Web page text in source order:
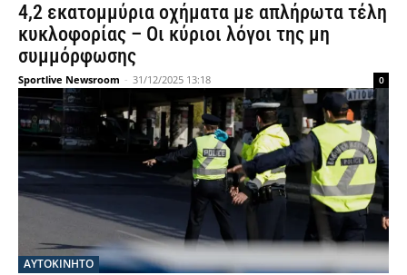
4,2 εκατομμύρια οχήματα με απλήρωτα τέλη
κυκλοφορίας – Οι κύριοι λόγοι της μη
συμμόρφωσης
Sportlive Newsroom - 31/12/2025 13:18 0
ΑΥΤΟΚΙΝΗΤΟ